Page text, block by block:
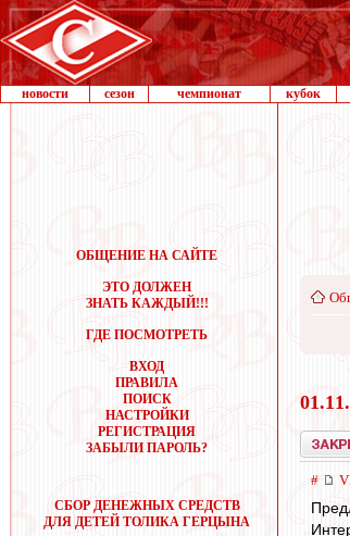
новости сезон чемпионат кубок
ОБЩЕНИЕ НА САЙТЕ
ЭТО ДОЛЖЕН
ЗНАТЬ КАЖДЫЙ!!!
ГДЕ ПОСМОТРЕТЬ
ВХОД
ПРАВИЛА
ПОИСК
НАСТРОЙКИ
РЕГИСТРАЦИЯ
ЗАБЫЛИ ПАРОЛЬ?
СБОР ДЕНЕЖНЫХ СРЕДСТВ
ДЛЯ ДЕТЕЙ ТОЛИКА ГЕРЦЫНА
Закрыто
#